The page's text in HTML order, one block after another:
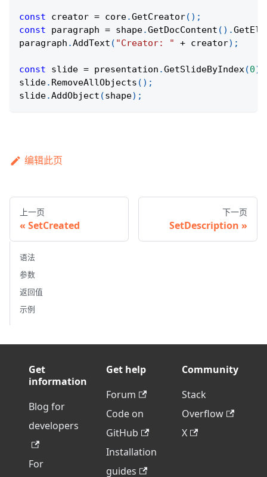
const creator = core.GetCreator( ) ;
const paragraph = shape.GetDocContent ( ) .
paragraph .AddText ( "Creator: " + creator) ;
const slide = presentation .GetSlideByIndex(0)
slide. RemoveAllObjects ( ) ;
slide.AddObject (shape) ;
编辑此页
上一页
SetCreated
下一页
SetDescription
语法
参数
返回值
示例
Get
information
Blog for
developers
For
Get help
Forum
Code on
GitHub
Installation
guides
Community
Stack
Overflow
X